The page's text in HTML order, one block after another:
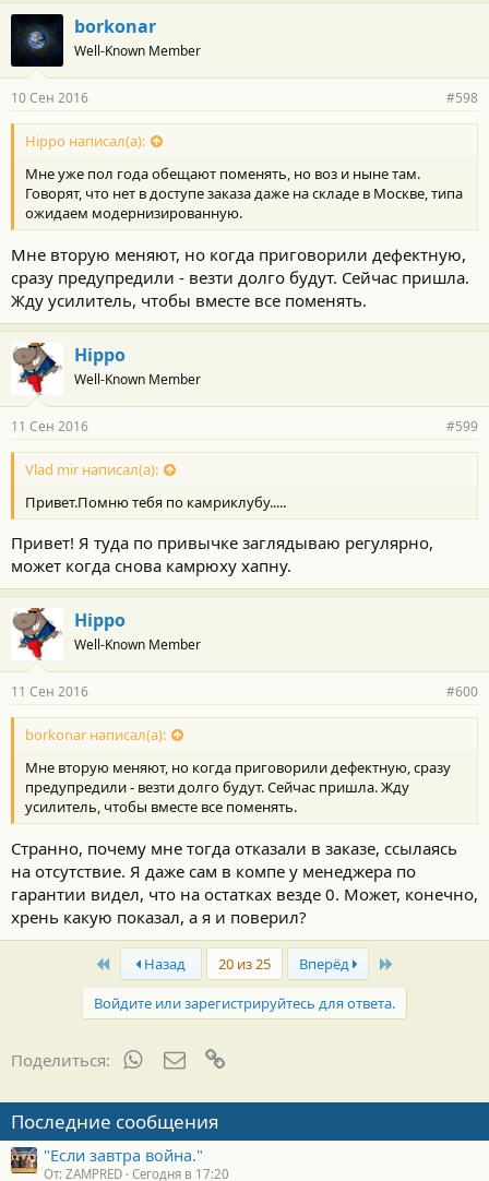
borkonar
Well-Known Member
10 Сен 2016 #598
Hippo написал(а):
Мне уже пол года обещают поменять, но воз и ныне там.
Говорят, что нет в доступе заказа даже на складе в Москве, типа
ожидаем модернизированную.
Мне вторую меняют, но когда приговорили дефектную,
сразу предупредили - везти долго будут. Сейчас пришла.
Жду усилитель, чтобы вместе все поменять.
Hippo
Well-Known Member
11 Сен 2016 #599
Vlad mir написал(а):
Привет.Помню тебя по камриклубу.....
Привет! Я туда по привычке заглядываю регулярно,
может когда снова камрюху хапну.
Hippo
Well-Known Member
11 Сен 2016 #600
borkonar написал(а):
Мне вторую меняют, но когда приговорили дефектную, сразу
предупредили - везти долго будут. Сейчас пришла. Жду
усилитель, чтобы вместе все поменять.
Странно, почему мне тогда отказали в заказе, ссылаясь
на отсутствие. Я даже сам в компе у менеджера по
гарантии видел, что на остатках везде 0. Может, конечно,
хрень какую показал, а я и поверил?
First Назад 20 из 25 Вперёд
Войдите или зарегистрируйтесь для ответа.
Поделиться: WhatsAppЭлектронная почта
Последние сообщения
"Если завтра война."
От: ZAMPRED Сегодня в 17:20